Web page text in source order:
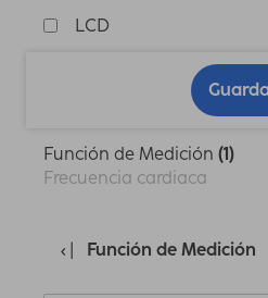
LCD
Función de Medición (1)
Frecuencia cardiaca
Función de Medición